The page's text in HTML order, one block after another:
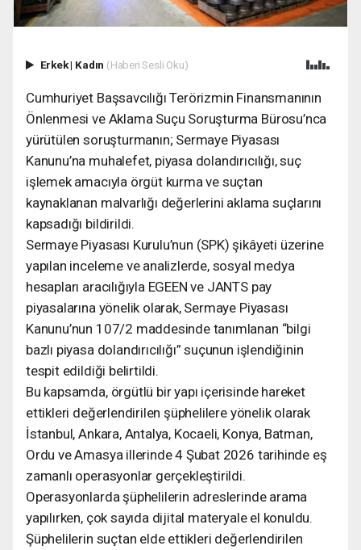
Erkek| Kadın (Haberi Sesli Oku)
Cumhuriyet Başsavcılığı Terörizmin Finansmanının
Önlenmesi ve Aklama Suçu Soruşturma Bürosu’nca
yürütülen soruşturmanın; Sermaye Piyasası
Kanunu’na muhalefet, piyasa dolandırıcılığı, suç
işlemek amacıyla örgüt kurma ve suçtan
kaynaklanan malvarlığı değerlerini aklama suçlarını
kapsadığı bildirildi.
Sermaye Piyasası Kurulu’nun (SPK) şikâyeti üzerine
yapılan inceleme ve analizlerde, sosyal medya
hesapları aracılığıyla EGEEN ve JANTS pay
piyasalarına yönelik olarak, Sermaye Piyasası
Kanunu’nun 107/2 maddesinde tanımlanan “bilgi
bazlı piyasa dolandırıcılığı” suçunun işlendiğinin
tespit edildiği belirtildi.
Bu kapsamda, örgütlü bir yapı içerisinde hareket
ettikleri değerlendirilen şüphelilere yönelik olarak
İstanbul, Ankara, Antalya, Kocaeli, Konya, Batman,
Ordu ve Amasya illerinde 4 Şubat 2026 tarihinde eş
zamanlı operasyonlar gerçekleştirildi.
Operasyonlarda şüphelilerin adreslerinde arama
yapılırken, çok sayıda dijital materyale el konuldu.
Şüphelilerin suçtan elde ettikleri değerlendirilen